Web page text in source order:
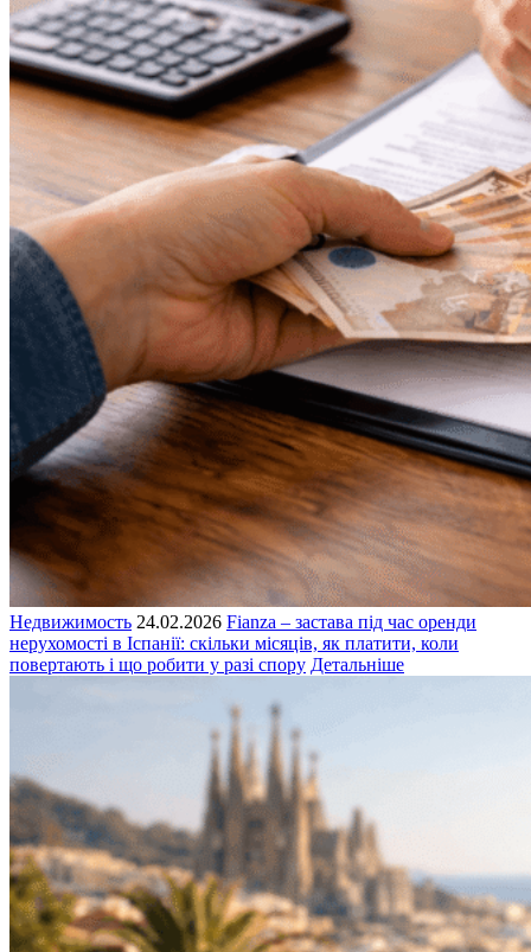
Недвижимость 24.02.2026 Fianza – застава під час оренди
нерухомості в Іспанії: скільки місяців, як платити, коли
повертають і що робити у разі спору Детальніше